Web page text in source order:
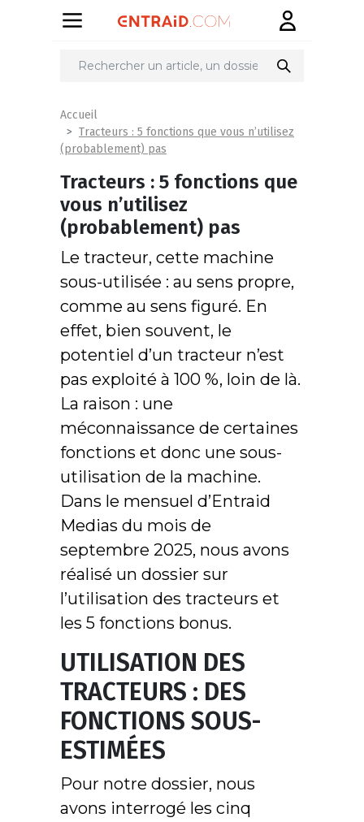
Accueil
Tracteurs : 5 fonctions que vous n’utilisez
(probablement) pas
Tracteurs : 5 fonctions que
vous n’utilisez
(probablement) pas
Le tracteur, cette machine
sous-utilisée : au sens propre,
comme au sens figuré. En
effet, bien souvent, le
potentiel d’un tracteur n’est
pas exploité à 100 %, loin de là.
La raison : une
méconnaissance de certaines
fonctions et donc une sous-
utilisation de la machine.
Dans le mensuel d’Entraid
Medias du mois de
septembre 2025, nous avons
réalisé un dossier sur
l’utilisation des tracteurs et
les 5 fonctions bonus.
UTILISATION DES
TRACTEURS : DES
FONCTIONS SOUS-
ESTIMÉES
Pour notre dossier, nous
avons interrogé les cinq